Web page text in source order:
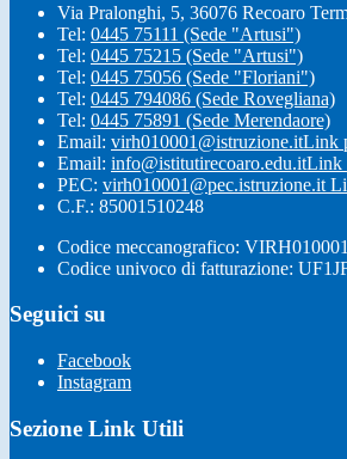
Via Pralonghi, 5, 36076 Recoaro
Tel: 0445 75111 (Sede "Artusi")
Tel: 0445 75215 (Sede "Artusi")
Tel: 0445 75056 (Sede "Floriani")
Tel: 0445 794086 (Sede Rovegliana)
Tel: 0445 75891 (Sede Merendaore)
Email: virh010001@istruzione.itLink
Email: info@istitutirecoaro.edu.itLink
PEC: virh010001@pec.istruzione.it
C.F.: 85001510248
Codice meccanografico: VIRH010001
Codice univoco di fatturazione:
Seguici su
Facebook
Instagram
Sezione Link Utili